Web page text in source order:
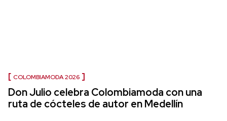
COLOMBIAMODA 2026
Don Julio celebra Colombiamoda con una
ruta de cócteles de autor en Medellín